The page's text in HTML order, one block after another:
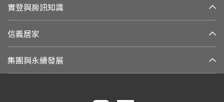
實登與房訊知識
信義居家
集團與永續發展